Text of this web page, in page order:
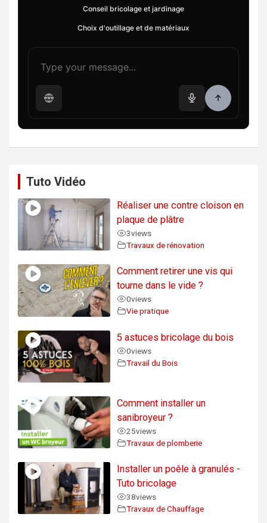
Conseil bricolage et jardinage
Choix d'outillage et de matériaux
Tuto Vidéo
Réaliser une contre cloison en
plaque de plâtre
3views
Travaux de rénovation
Comment retirer une vis qui
tourne dans le vide ?
0views
Vie pratique
5 astuces bricolage du bois
0views
Travail du Bois
Comment installer un
sanibroyeur ?
25views
Travaux de plomberie
Installer un poêle à granulés -
Tuto bricolage
38views
Travaux de Chauffage